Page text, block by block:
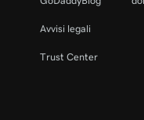
Avvisi legali
Trust Center